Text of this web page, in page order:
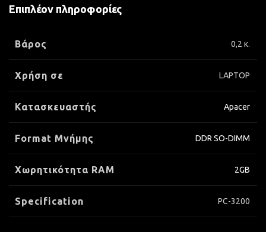
Επιπλέον πληροφορίες
Βάρος 0,2 κ.
Χρήση σε LAPTOP
Κατασκευαστής Apacer
Format Μνήμης DDR SO-DIMM
Xωρητικότητα RAM 2GB
Specification PC-3200